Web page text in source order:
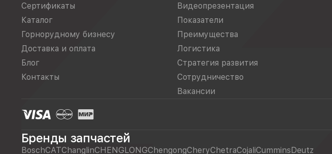
Сертификаты
Каталог
Горнорудному бизнесу
Доставка и оплата
Блог
Контакты
Видеопрезентация
Показатели
Преимущества
Логистика
Стратегия развития
Сотрудничество
Вакансии
Бренды запчастей
BoschCATChanglinCHENGLONGChengongCheryChetraCojaliCumminsDeutz